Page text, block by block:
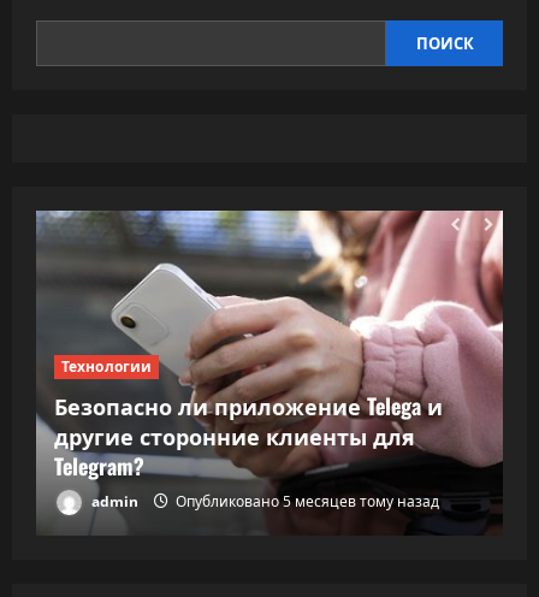
ПОИСК
Технологии
Безопасно ли приложение Telega и
другие сторонние клиенты для
Telegram?
admin Опубликовано 5 месяцев тому назад